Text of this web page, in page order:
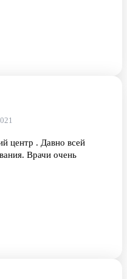
центр . Давно всей
Врачи очень